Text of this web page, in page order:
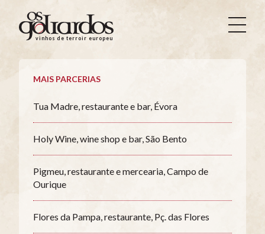
Os
Goliardos
Vinhos
Terroir
vinhos de terroir europeus
MAIS PARCERIAS
Tua Madre, restaurante e bar, Évora
Holy Wine, wine shop e bar, São Bento
Pigmeu, restaurante e mercearia, Campo de
Ourique
Flores da Pampa, restaurante, Pç. das Flores